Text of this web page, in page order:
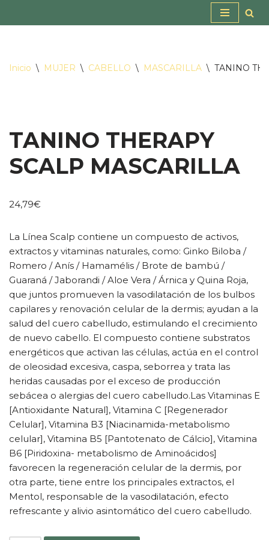
contenido
Inicio \ MUJER \ CABELLO \ MASCARILLA \ TANINO
TANINO THERAPY
SCALP MASCARILLA
24,79€
La Línea Scalp contiene un compuesto de activos,
extractos y vitaminas naturales, como: Ginko Biloba /
Romero / Anís / Hamamélis / Brote de bambú /
Guaraná / Jaborandi / Aloe Vera / Árnica y Quina Roja,
que juntos promueven la vasodilatación de los bulbos
capilares y renovación celular de la dermis; ayudan a la
salud del cuero cabelludo, estimulando el crecimiento
de nuevo cabello. El compuesto contiene substratos
energéticos que activan las células, actúa en el control
de oleosidad excesiva, caspa, seborrea y trata las
heridas causadas por el exceso de producción
sebácea o alergias del cuero cabelludo.Las Vitaminas E
[Antioxidante Natural], Vitamina C [Regenerador
Celular], Vitamina B3 [Niacinamida-metabolismo
celular], Vitamina B5 [Pantotenato de Cálcio], Vitamina
B6 [Piridoxina- metabolismo de Aminoácidos]
favorecen la regeneración celular de la dermis, por
otra parte, tiene entre los principales extractos, el
Mentol, responsable de la vasodilatación, efecto
refrescante y alivio asintomático del cuero cabelludo.